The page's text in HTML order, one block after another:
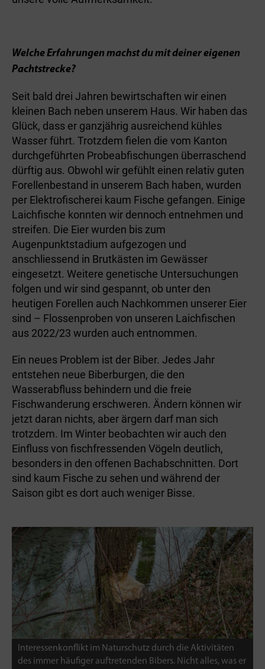
Welche Erfahrungen machst du mit deiner eigenen
Pachtstrecke?
Seit bald drei Jahren bewirtschaften wir einen
kleinen Bach neben unserem Haus. Wir haben das
Glück, dass er ganzjährig ausreichend kühles
Wasser führt. Trotzdem fielen die vom Kanton
durchgeführten Probe­ab­fischungen überraschend
dürftig aus. Obwohl wir gefühlt einen relativ guten
Forellenbestand in unserem Bach haben, wurden
per Elektrofischerei kaum Fische gefangen. Einige
Laichfische konnten wir dennoch entnehmen und
streifen. Die Eier wurden bis zum
Augenpunktstadium aufgezogen und
anschliessend in Brutkästen im Gewässer
eingesetzt. Weitere genetische Untersuchungen
folgen und wir sind gespannt, ob unter den
heutigen Forellen auch Nachkommen unserer Eier
sind – Flossenproben von unseren Laichfischen
aus 2022/23 wurden auch entnommen.
Ein neues Problem ist der Biber. Jedes Jahr
entstehen neue Biberburgen, die den
Wasserabfluss behindern und die freie
Fischwanderung erschweren. Ändern können wir
jetzt daran nichts, aber ärgern darf man sich
trotzdem. Im Winter beobachten wir auch den
Einfluss von fischfressenden Vögeln deutlich,
besonders in den offenen Bachabschnitten. Dort
sind kaum Fische zu sehen und während der
Saison gibt es dort auch weniger Bisse.
Interessenkonflikt im Naturschutz durch die Aktivitäten
des immer häufiger auftretenden Bibers. Nicht alles, was er